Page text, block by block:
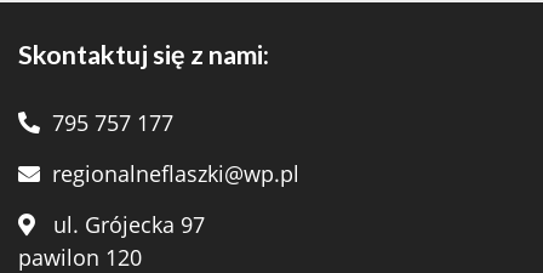
Skontaktuj się z nami:
795 757 177
regionalneflaszki@wp.pl
ul. Grójecka 97
pawilon 120